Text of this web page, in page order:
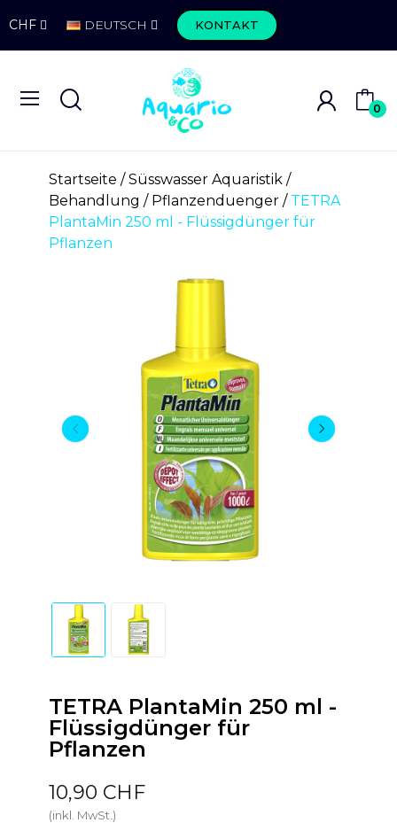
CHF DEUTSCH KONTAKT
0
Startseite
Süsswasser Aquaristik
Behandlung
Pflanzenduenger
TETRA
PlantaMin 250 ml - Flüssigdünger für
Pflanzen
TETRA PlantaMin 250 ml -
Flüssigdünger für
Pflanzen
10,90 CHF
(inkl. MwSt.)